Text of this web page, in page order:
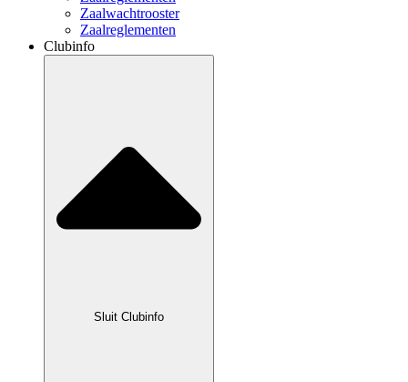
Zaalwachtrooster
Zaalreglementen
Clubinfo
Sluit Clubinfo